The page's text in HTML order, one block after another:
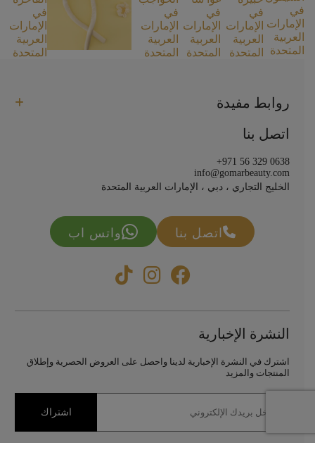
روابط مفيدة
اتصل بنا
+971 56 329 0638
info@gomarbeauty.com
الخليج التجاري ، دبي ، الإمارات العربية المتحدة
اتصل بنا واتس اب
النشرة الإخبارية
اشترك في النشرة الإخبارية لدينا واحصل على العروض الحصرية وإطلاق
المنتجات والمزيد
اشتراك